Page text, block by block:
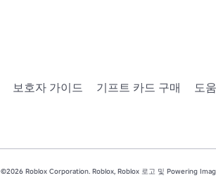
보호자 가이드 기프트 카드 구매 도
©2026 Roblox Corporation. Roblox, Roblox 로고 및 Powering